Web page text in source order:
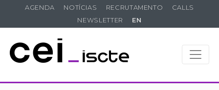
AGENDA NOTÍCIAS RECRUTAMENTO
CALLS
NEWSLETTER
EN